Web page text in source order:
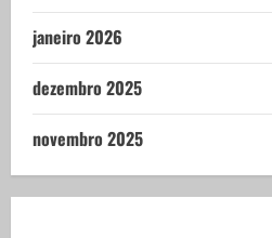
janeiro 2026
dezembro 2025
novembro 2025